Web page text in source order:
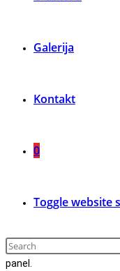
Galerija
Kontakt
0
Toggle website
panel.